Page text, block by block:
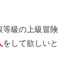
等級の上級冒険
をして欲しいと